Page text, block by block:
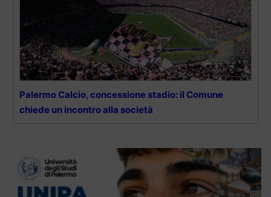
Palermo Calcio, concessione stadio: il Comune
chiede un incontro alla società